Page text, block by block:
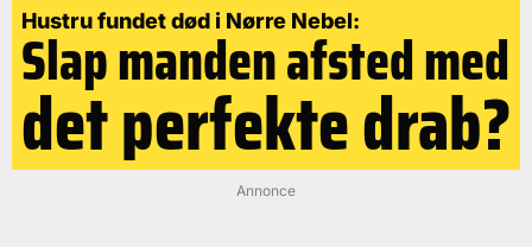
Hustru fundet død i Nørre Nebel:
Slap manden afsted med
det perfekte drab?
Annonce